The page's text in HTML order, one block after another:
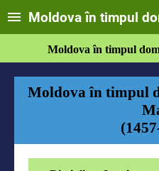
Moldova în timpul
Moldova în timpul
Moldova în timpul